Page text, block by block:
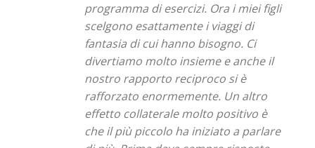
programma di esercizi. Ora i miei figli
scelgono esattamente i viaggi di
fantasia di cui hanno bisogno. Ci
divertiamo molto insieme e anche il
nostro rapporto reciproco si è
rafforzato enormemente. Un altro
effetto collaterale molto positivo è
che il più piccolo ha iniziato a parlare